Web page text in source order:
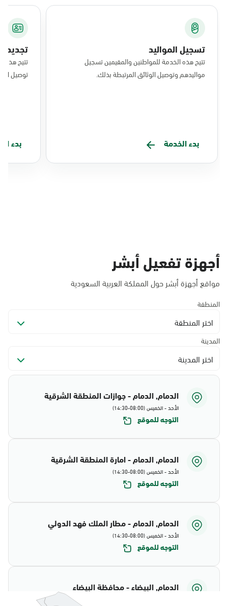
تسجيل المواليد
تتيح هذه الخدمة للمواطنين والمقيمين تسجيل
مواليدهم وتوصيل الوثائق المرتبطة بذلك.
بدء الخدمة
تجديد
تتيح هذه
توصيل
بدء
أجهزة تفعيل أبشر
مواقع أجهزة أبشر حول المملكة العربية السعودية
المنطقة
اختر المنطقة
المدينة
اختر المدينة
الدمام, الدمام - جوازات المنطقة الشرقية
الأحد - الخميس (08:00-14:30)
التوجه للموقع
الدمام, الدمام - امارة المنطقة الشرقية
الأحد - الخميس (08:00-14:30)
التوجه للموقع
الدمام, الدمام - مطار الملك فهد الدولي
الأحد - الخميس (08:00-14:30)
التوجه للموقع
الدمام, البيضاء - محافظة البيضاء